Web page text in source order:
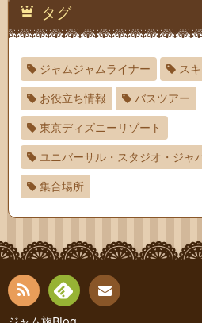
タグ
ジャムジャムライナー
ス
お役立ち情報
バスツアー
東京ディズニーリゾート
ユニバーサル・スタジオ・ジャ
集合場所